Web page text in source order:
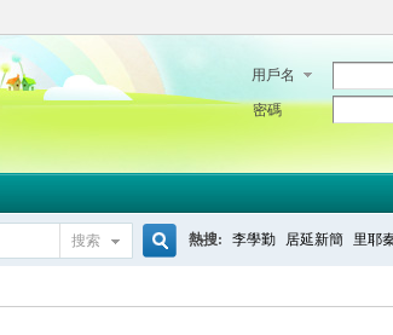
用戶名
密碼
搜索 熱搜: 李學勤 居延新簡 里耶